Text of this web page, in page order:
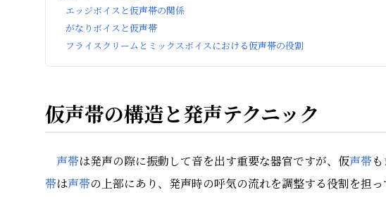
エッジボイスと仮声帯の関係
がなりボイスと仮声帯
フライスクリームとミックスボイスにおける仮声帯の役割
仮声帯の構造と発声テクニック
声帯は発声の際に振動して音を出す重要な器官ですが、仮声帯
帯は声帯の上部にあり、発声時の呼気の流れを調整する役割を担